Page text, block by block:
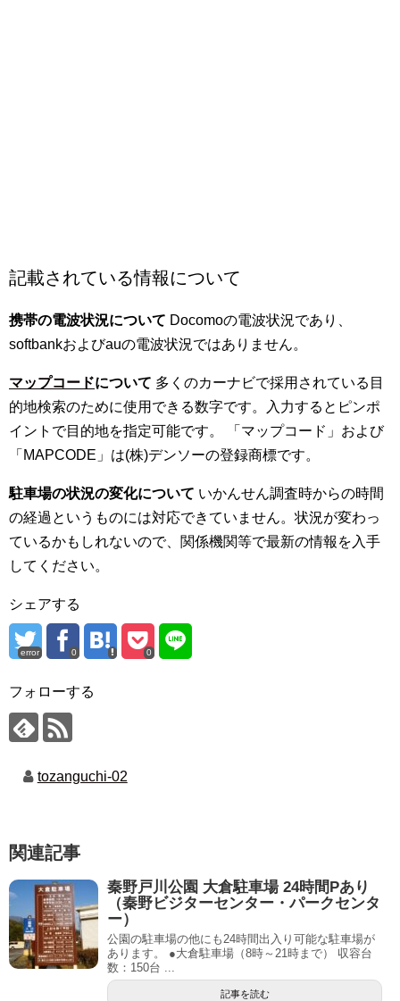
記載されている情報について
携帯の電波状況について Docomoの電波状況であり、
softbankおよびauの電波状況ではありません。
マップコードについて 多くのカーナビで採用されている目
的地検索のために使用できる数字です。入力するとピンポ
イントで目的地を指定可能です。 「マップコード」および
「MAPCODE」は(株)デンソーの登録商標です。
駐車場の状況の変化について いかんせん調査時からの時間
の経過というものには対応できていません。状況が変わっ
ているかもしれないので、関係機関等で最新の情報を入手
してください。
シェアする
error 0 0
フォローする
tozanguchi-02
関連記事
秦野戸川公園 大倉駐車場 24時間Pあり
（秦野ビジターセンター・パークセンタ
ー）
公園の駐車場の他にも24時間出入り可能な駐車場が
あります。 ●大倉駐車場（8時～21時まで） 収容台
数：150台 ...
記事を読む